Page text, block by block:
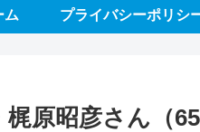
ム プライバシーポリシ
梶原昭彦さん（